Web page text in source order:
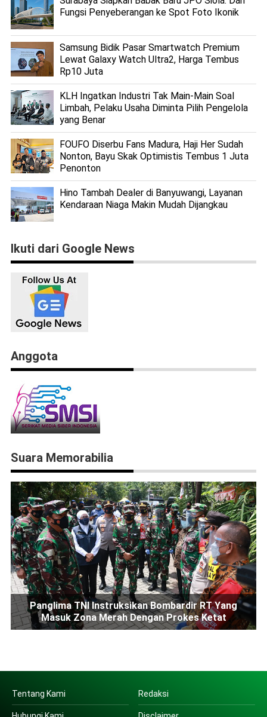
Fungsi Penyeberangan ke Spot Foto Ikonik
Samsung Bidik Pasar Smartwatch Premium
Lewat Galaxy Watch Ultra2, Harga Tembus
Rp10 Juta
KLH Ingatkan Industri Tak Main-Main Soal
Limbah, Pelaku Usaha Diminta Pilih Pengelola
yang Benar
FOUFO Diserbu Fans Madura, Haji Her Sudah
Nonton, Bayu Skak Optimistis Tembus 1 Juta
Penonton
Hino Tambah Dealer di Banyuwangi, Layanan
Kendaraan Niaga Makin Mudah Dijangkau
Ikuti dari Google News
Anggota
Suara Memorabilia
Panglima TNI Instruksikan Bombardir RT Yang
Masuk Zona Merah Dengan Prokes Ketat
Tentang Kami Redaksi